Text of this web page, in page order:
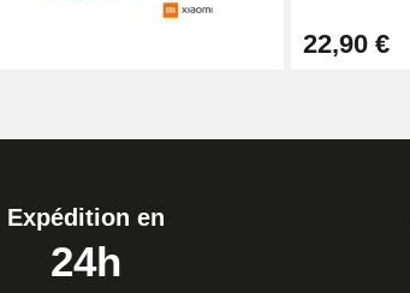
22,90 €
Expédition en
24h